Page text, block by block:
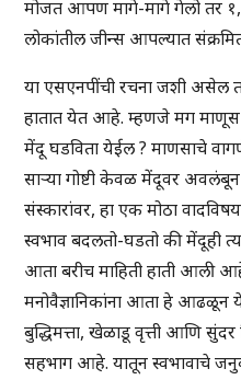
मोजत आपण मागे-मागे गेलो तर
लोकांतील जीन्स आपल्यात
या एसएनपींची रचना जशी असेल
हातात येत आहे. म्हणजे मग माणूस
मेंदू घडविता येईल ? माणसाचे वागणे,
साऱ्या गोष्टी केवळ मेंदूवर
संस्कारांवर, हा एक मोठा
स्वभाव बदलतो-घडतो की मेंदूही
आता बरीच माहिती हाती आली
मनोवैज्ञानिकांना आता हे आढळून
बुद्धिमत्ता, खेळाडू वृत्ती आणि
सहभाग आहे. यातून स्वभावाचे